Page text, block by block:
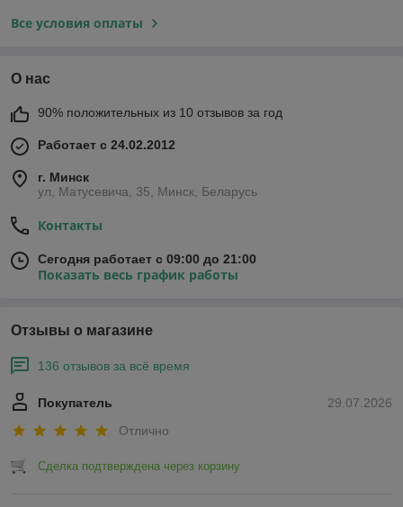
Все условия оплаты
О нас
90% положительных из 10 отзывов за год
Работает с 24.02.2012
г. Минск
ул, Матусевича, 35, Минск, Беларусь
Контакты
Сегодня работает с 09:00 до 21:00
Показать весь график работы
Отзывы о магазине
136 отзывов за всё время
29.07.2026
Покупатель
Отлично
Сделка подтверждена через корзину